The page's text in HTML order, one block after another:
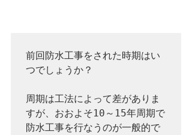
前回防水工事をされた時期はい
つでしょうか？
周期は工法によって差がありま
すが、おおよそ10～15年周期で
防水工事を行なうのが一般的で